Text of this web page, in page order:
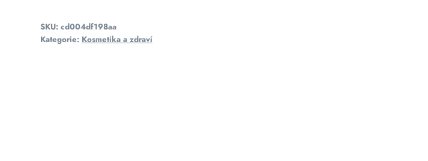
SKU: cd004df198aa
Kategorie: Kosmetika a zdraví